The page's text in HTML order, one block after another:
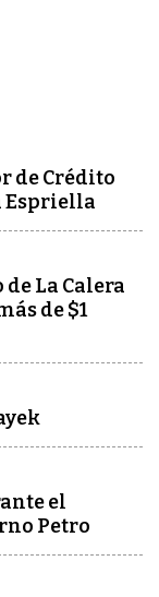
de Crédito
Espriella
La Calera
de $1
el
Petro